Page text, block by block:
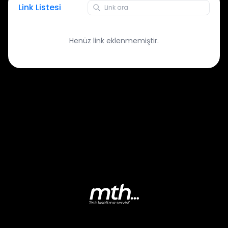
Link Listesi
Henüz link eklenmemiştir.